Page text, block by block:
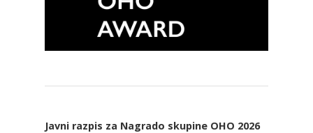
Javni razpis za Nagrado skupine OHO 2026